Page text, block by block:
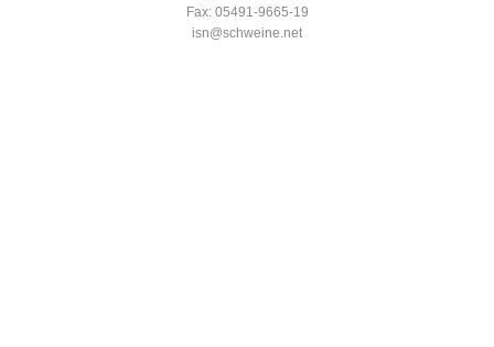
Fax: 05491-9665-19
isn@schweine.net